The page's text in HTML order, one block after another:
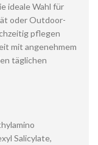
ideale Wahl für
oder Outdoor-
pflegen
mit angenehmem
täglichen
Salicylate,